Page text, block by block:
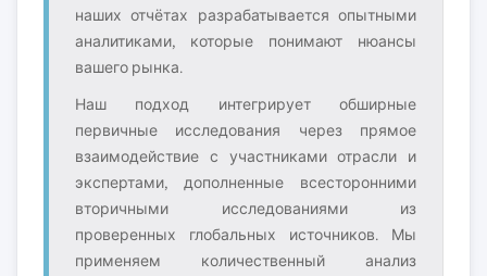
наших отчётах разрабатывается опытными
аналитиками, которые понимают нюансы
вашего рынка.
Наш подход интегрирует обширные
первичные исследования через прямое
взаимодействие с участниками отрасли и
экспертами, дополненные всесторонними
вторичными исследованиями из
проверенных глобальных источников. Мы
применяем количественный анализ